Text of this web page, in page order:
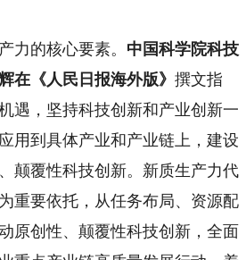
的核心要素。 中国科学院科技
在《人民日报海外版》撰文指
遇，坚持科技创新和产业创新一
用到具体产业和产业链上，建设
颠覆性科技创新。新质生产力代
重要依托，从任务布局、资源配
原创性、颠覆性科技创新，全面